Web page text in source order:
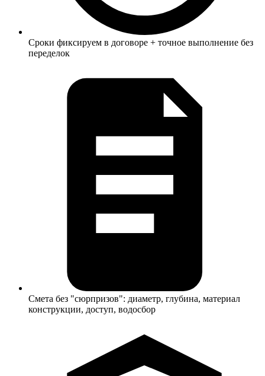
Сроки фиксируем в договоре + точное выполнение без
переделок
Смета без "сюрпризов": диаметр, глубина, материал
конструкции, доступ, водосбор